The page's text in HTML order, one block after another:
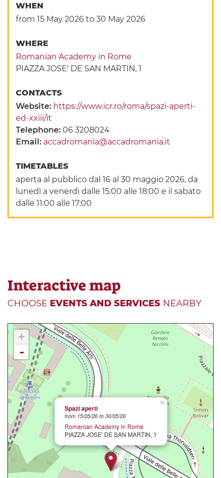
WHEN
from 15 May 2026 to 30 May 2026
WHERE
Romanian Academy in Rome
PIAZZA JOSE' DE SAN MARTIN, 1
CONTACTS
Website: https://www.icr.ro/roma/spazi-aperti-
ed-xxiii/it
Telephone:06 3208024
Email: accadromania@accadromania.it
TIMETABLES
aperta al pubblico dal 16 al 30 maggio 2026, da
lunedì a venerdì dalle 15:00 alle 18:00 e il sabato
dalle 11:00 alle 17:00
Interactive map
CHOOSE EVENTS AND SERVICES NEARBY
×
Spazi aperti
from 15/05/26 to 30/05/26
Romanian Academy in Rome
PIAZZA JOSE' DE SAN MARTIN, 1
+
-